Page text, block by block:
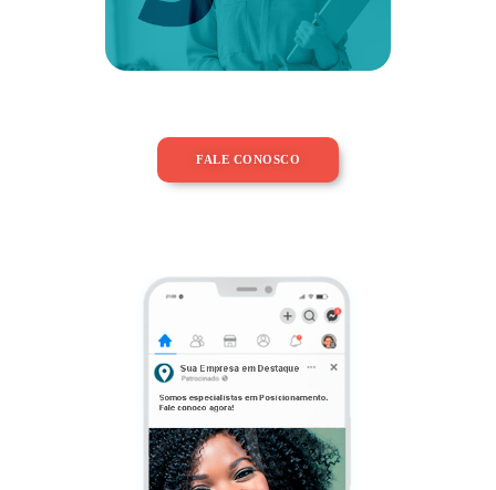
FALE CONOSCO